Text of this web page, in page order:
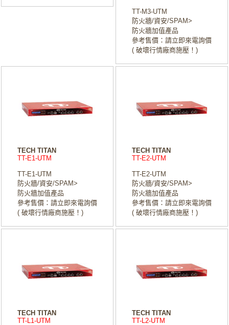
TT-M3-UTM
防火牆/資安/SPAM>
防火牆加值產品
參考售價：請立即來電詢價
( 破壞行情廠商施壓！)
TECH TITAN
TT-E1-UTM
TT-E1-UTM
防火牆/資安/SPAM>
防火牆加值產品
參考售價：請立即來電詢價
( 破壞行情廠商施壓！)
TECH TITAN
TT-E2-UTM
TT-E2-UTM
防火牆/資安/SPAM>
防火牆加值產品
參考售價：請立即來電詢價
( 破壞行情廠商施壓！)
TECH TITAN
TT-L1-UTM
TECH TITAN
TT-L2-UTM